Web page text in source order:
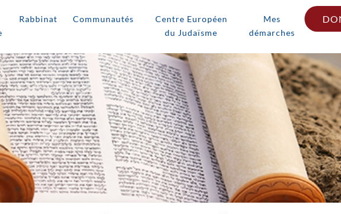
Rabbinat Communautés
Centre Européen
du Judaïsme
Mes
démarches